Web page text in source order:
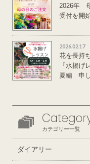
2026年
受付を開
2026.02.17
花を長持
『水揚げ
夏編 申
カテゴリー一覧
ダイアリー